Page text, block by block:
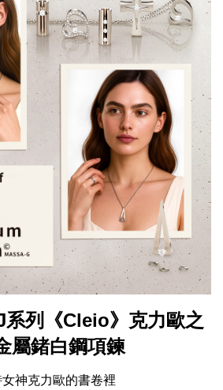
列《Cleio》克力歐之
屬鍺白鋼項鍊
女神克力歐的書卷裡